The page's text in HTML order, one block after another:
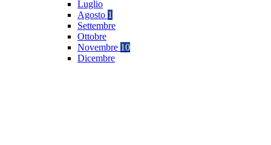
Luglio
Agosto 1
Settembre
Ottobre
Novembre 10
Dicembre